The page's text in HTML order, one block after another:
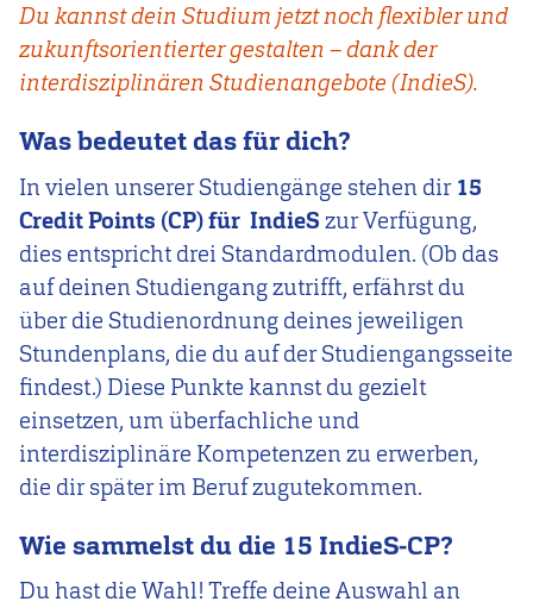
Du kannst dein Studium jetzt noch flexibler und
zukunftsorientierter gestalten – dank der
interdisziplinären Studienangebote (IndieS).
Was bedeutet das für dich?
In vielen unserer Studiengänge stehen dir 15
Credit Points (CP) für IndieS zur Verfügung,
dies entspricht drei Standardmodulen. (Ob das
auf deinen Studiengang zutrifft, erfährst du
über die Studienordnung deines jeweiligen
Stundenplans, die du auf der Studiengangsseite
findest.) Diese Punkte kannst du gezielt
einsetzen, um überfachliche und
interdisziplinäre Kompetenzen zu erwerben,
die dir später im Beruf zugutekommen.
Wie sammelst du die 15 IndieS‑CP?
Du hast die Wahl! Treffe deine Auswahl an